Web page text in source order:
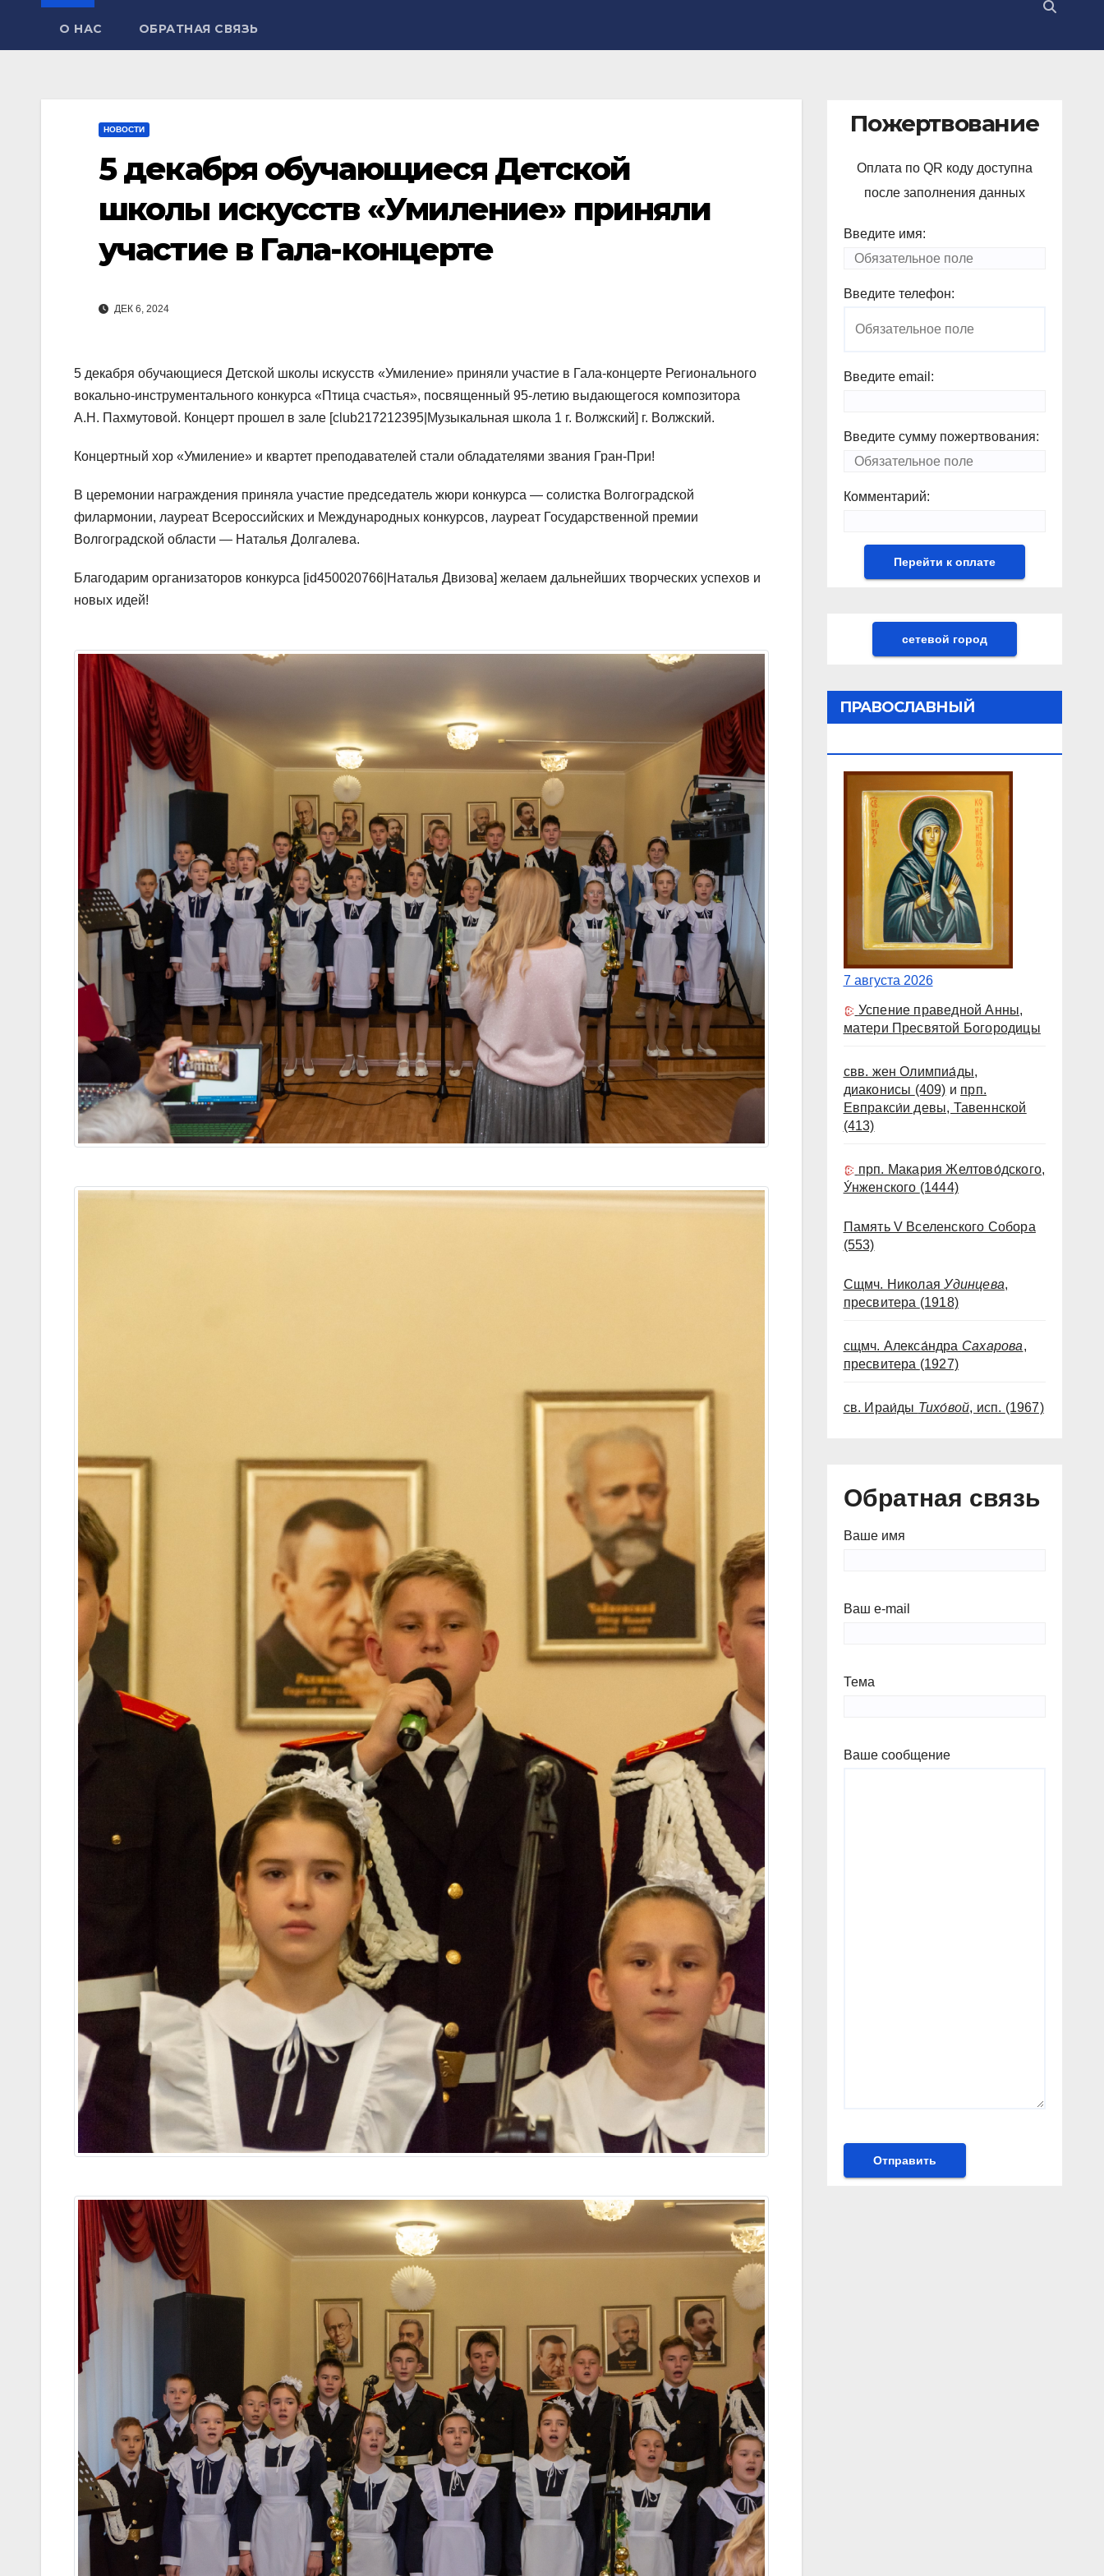
О НАС ОБРАТНАЯ СВЯЗЬ
НОВОСТИ
5 декабря обучающиеся Детской
школы искусств «Умиление» приняли
участие в Гала-концерте
ДЕК 6, 2024
5 декабря обучающиеся Детской школы искусств «Умиление» приняли участие в Гала-концерте Регионального
вокально-инструментального конкурса «Птица счастья», посвященный 95-летию выдающегося композитора
А.Н. Пахмутовой. Концерт прошел в зале [club217212395|Музыкальная школа 1 г. Волжский] г. Волжский.
Концертный хор «Умиление» и квартет преподавателей стали обладателями звания Гран-При!
В церемонии награждения приняла участие председатель жюри конкурса — солистка Волгоградской
филармонии, лауреат Всероссийских и Международных конкурсов, лауреат Государственной премии
Волгоградской области — Наталья Долгалева.
Благодарим организаторов конкурса [id450020766|Наталья Двизова] желаем дальнейших творческих успехов и
новых идей!
Пожертвование
Оплата по QR коду доступна
после заполнения данных
Введите имя:
Введите телефон:
Введите email:
Введите сумму пожертвования:
Комментарий:
сетевой город
ПРАВОСЛАВНЫЙ
7 августа 2026
Успение праведной Анны,
матери Пресвятой Богородицы
свв. жен Олимпиа́ды,
диаконисы (409) и прп.
Евпракси́и девы, Тавеннской
(413)
прп. Макария Желтово́дского,
У́нженского (1444)
Память V Вселенского Собора
(553)
Сщмч. НиколаяУдинцева,
пресвитера (1918)
сщмч. Алекса́ндра Сахарова,
пресвитера (1927)
св. Ираи́ды Тихо́вой, исп. (1967)
Обратная связь
Ваше имя
Ваш e-mail
Тема
Ваше сообщение